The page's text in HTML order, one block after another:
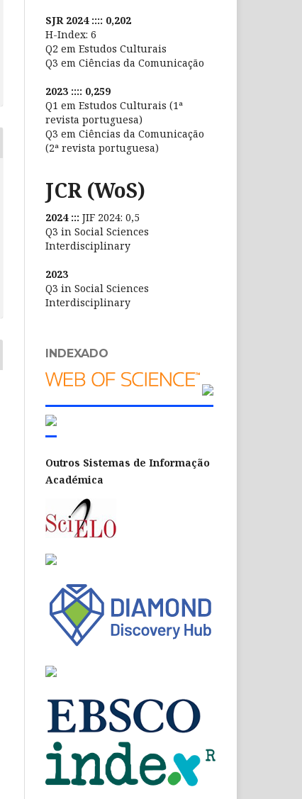
SJR 2024 :::: 0,202
H-Index: 6
Q2 em Estudos Culturais
Q3 em Ciências da Comunicação
2023 :::: 0,259
Q1 em Estudos Culturais (1ª
revista portuguesa)
Q3 em Ciências da Comunicação
(2ª revista portuguesa)
JCR (WoS)
2024 ::: JIF 2024: 0,5
Q3 in Social Sciences
Interdisciplinary
2023
Q3 in Social Sciences
Interdisciplinary
INDEXADO
Outros Sistemas de Informação
Académica